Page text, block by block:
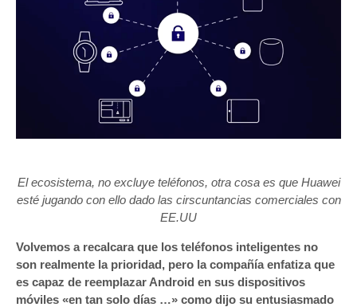
El ecosistema, no excluye teléfonos, otra cosa es que Huawei
esté jugando con ello dado las cirscuntancias comerciales con
EE.UU
Volvemos a recalcara que los teléfonos inteligentes no
son realmente la prioridad, pero la compañía enfatiza que
es capaz de reemplazar Android en sus dispositivos
móviles «en tan solo días …» como dijo su entusiasmado